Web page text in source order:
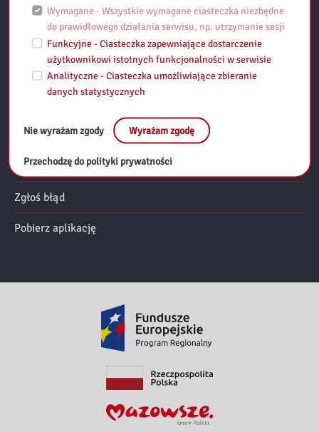
Przydatne linki:
Regulamin
Mapa strony
Deklaracja dostępności
RODO
Zgłoś błąd
Pobierz aplikację
Wymagane - Wszystkie wymagane ciasteczka niezbędne
do prawidłowego działania serwisu, np. utrzymanie sesji
Funkcyjne - Ciasteczka zapewniające dostarczenie
użytkownikowi istotnych funkcjonalności w serwisie
Analityczne - Ciasteczka umożliwiające zbieranie
danych statystycznych
Nie wyrażam zgody Wyrażam zgodę
Przechodzę do polityki prywatności